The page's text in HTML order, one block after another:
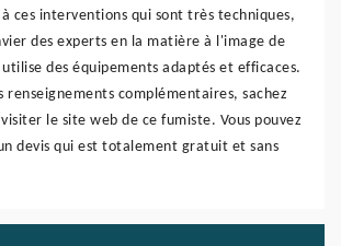
ces interventions qui sont très techniques,
des experts en la matière à l'image de
des équipements adaptés et efficaces.
renseignements complémentaires, sachez
le site web de ce fumiste. Vous pouvez
devis qui est totalement gratuit et sans